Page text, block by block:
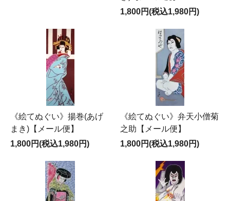
1,800円(税込1,980円)
《絵てぬぐい》揚巻(あげ
まき)【メール便】
1,800円(税込1,980円)
《絵てぬぐい》弁天小僧菊
之助【メール便】
1,800円(税込1,980円)